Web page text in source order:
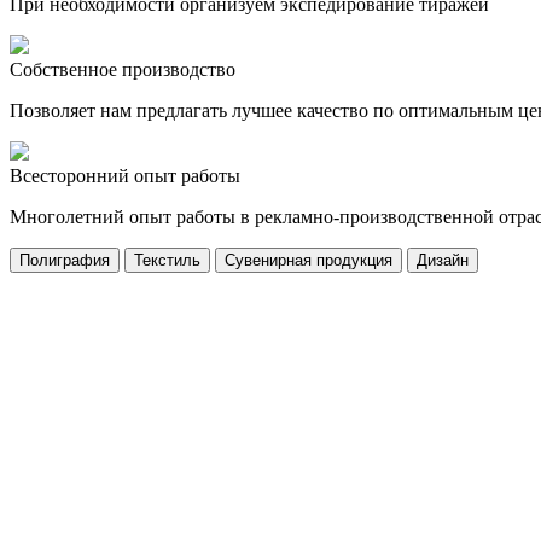
Собственное производство
Позволяет нам предлагать лучшее качество по оптимальным
Всесторонний опыт работы
Многолетний опыт работы в рекламно-производственной
Полиграфия Текстиль Сувенирная продукция Дизайн